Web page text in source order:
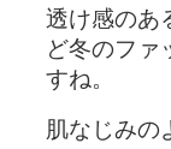
透け感のあ
ど冬のファ
すね。
肌なじみの